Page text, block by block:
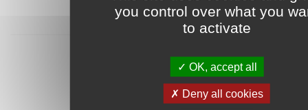
you control over what you
to activate
OK, accept all
Deny all cookies